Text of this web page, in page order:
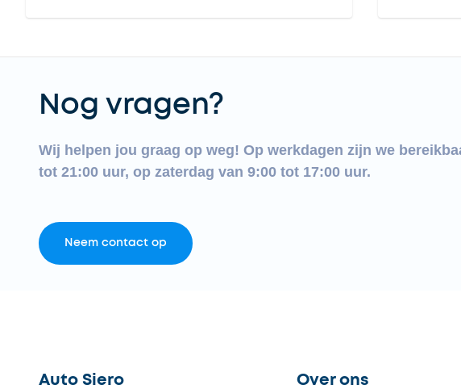
Nog vragen?
Wij helpen jou graag op weg! Op werkdagen zijn we
tot 21:00 uur, op zaterdag van 9:00 tot 17:00 uur.
Neem contact op
Auto Siero Over ons